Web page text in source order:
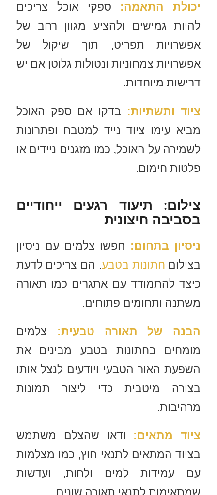
יכולת התאמה: ספקי אוכל צריכים
להיות גמישים ולהציע מגוון רחב של
אפשרויות תפריט, תוך שיקול של
אפשרויות צמחוניות ונטולות גלוטן אם יש
דרישות מיוחדות.
ציוד ותשתיות: בדקו אם ספק האוכל
מביא עימו ציוד נייד למטבח ופתרונות
לשמירה על האוכל, כמו מזגנים ניידים או
פלטות חימום.
צילום: תיעוד רגעים ייחודיים
בסביבה חיצונית
ניסיון בתחום: חפשו צלמים עם ניסיון
בצילום חתונות בטבע. הם צריכים לדעת
כיצד להתמודד עם אתגרים כמו תאורה
משתנה ותחומים פתוחים.
הבנה של תאורה טבעית: צלמים
מומחים בחתונות בטבע מבינים את
השפעת האור הטבעי ויודעים לנצל אותו
בצורה מיטבית כדי ליצור תמונות
מרהיבות.
ציוד מתאים: ודאו שהצלם משתמש
בציוד המתאים לתנאי חוץ, כמו מצלמות
עם עמידות למים ולחות, ועדשות
שמתאימות לתנאי תאורה שונים.